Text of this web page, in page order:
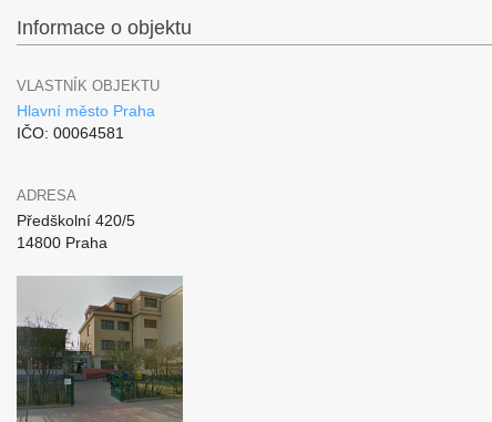
Informace o objektu
VLASTNÍK OBJEKTU
Hlavní město Praha
IČO: 00064581
ADRESA
Předškolní 420/5
14800 Praha